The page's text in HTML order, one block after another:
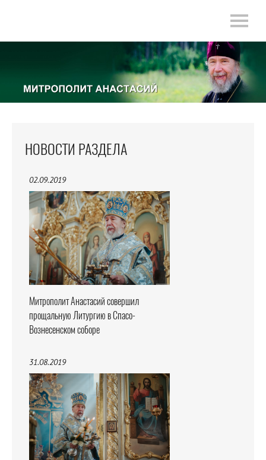
НОВОСТИ РАЗДЕЛА
02.09.2019
Митрополит Анастасий совершил
прощальную Литургию в Спасо-
Вознесенском соборе
31.08.2019